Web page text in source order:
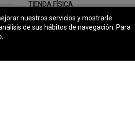
TIENDA FÍSICA
TEXAS BOOTS
Ordoño II, 17 (Pasaje)
nuestros servicios y mostrarle
de sus hábitos de navegación. Para